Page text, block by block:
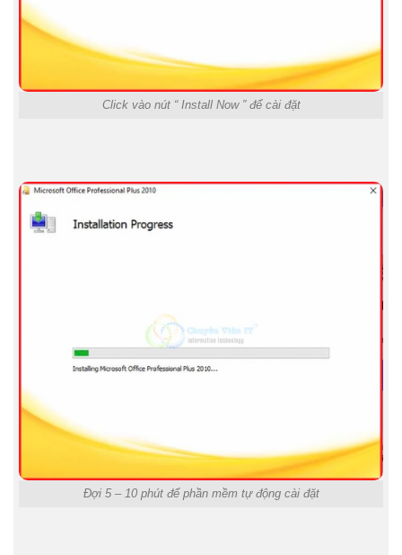
Click vào nút “ Install Now ” để cài đặt
Đợi 5 – 10 phút để phần mềm tự động cài đặt